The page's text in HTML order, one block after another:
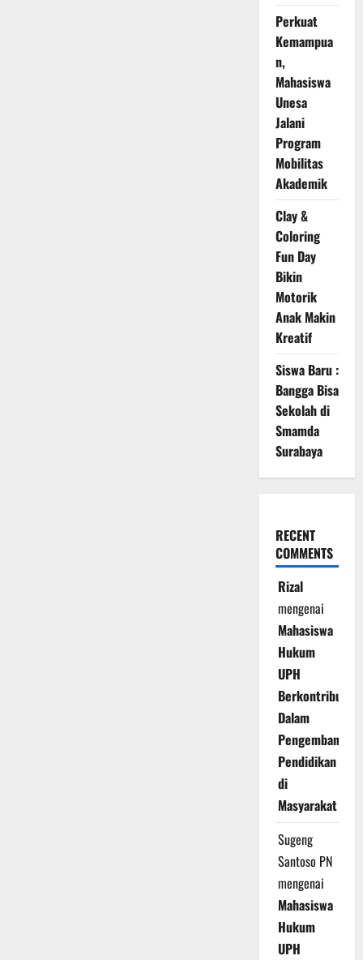
Perkuat
Kemampua
n,
Mahasiswa
Unesa
Jalani
Program
Mobilitas
Akademik
Clay &
Coloring
Fun Day
Bikin
Motorik
Anak Makin
Kreatif
Siswa Baru :
Bangga Bisa
Sekolah di
Smamda
Surabaya
RECENT
COMMENTS
Rizal
mengenai
Mahasiswa
Hukum
UPH
Berkontribusi
Dalam
Pengembangan
Pendidikan
di
Masyarakat
Sugeng
Santoso PN
mengenai
Mahasiswa
Hukum
UPH